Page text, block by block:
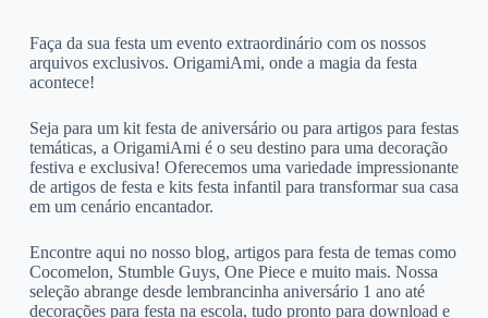
Faça da sua festa um evento extraordinário com os nossos
arquivos exclusivos. OrigamiAmi, onde a magia da festa
acontece!
Seja para um kit festa de aniversário ou para artigos para festas
temáticas, a OrigamiAmi é o seu destino para uma decoração
festiva e exclusiva! Oferecemos uma variedade impressionante
de artigos de festa e kits festa infantil para transformar sua casa
em um cenário encantador.
Encontre aqui no nosso blog, artigos para festa de temas como
Cocomelon, Stumble Guys, One Piece e muito mais. Nossa
seleção abrange desde lembrancinha aniversário 1 ano até
decorações para festa na escola, tudo pronto para download e